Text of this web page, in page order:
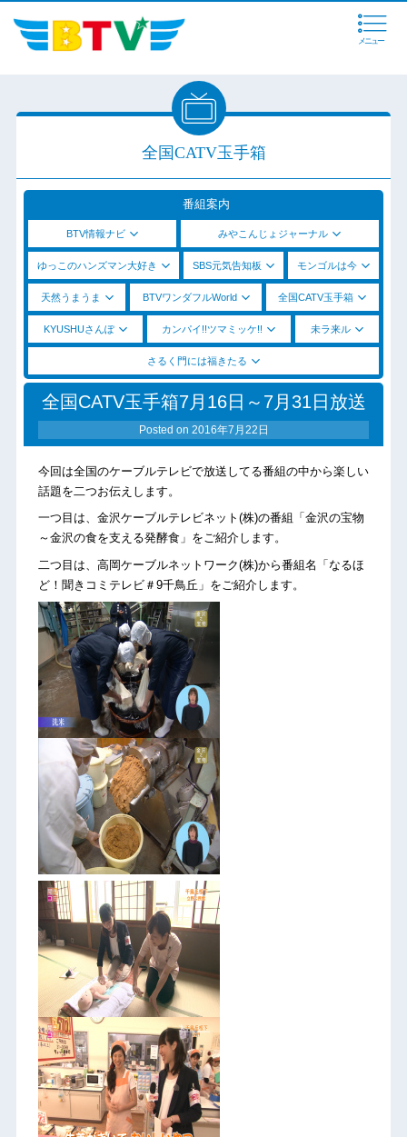
メニュー
全国CATV玉手箱
番組案内
BTV情報ナビ みやこんじょジャーナル
ゆっこのハンズマン大好き SBS元気告知板 モンゴルは今
天然うまうま BTVワンダフルWorld 全国CATV玉手箱
KYUSHUさんぽ カンパイ!!ツマミッケ!! 未ラ来ル
さるく門には福きたる
全国CATV玉手箱7月16日～7月31日放送
Posted on 2016年7月22日
今回は全国のケーブルテレビで放送してる番組の中から楽しい
話題を二つお伝えします。
一つ目は、金沢ケーブルテレビネット(株)の番組「金沢の宝物
～金沢の食を支える発酵食」をご紹介します。
二つ目は、高岡ケーブルネットワーク(株)から番組名「なるほ
ど！聞きコミテレビ＃9千鳥丘」をご紹介します。